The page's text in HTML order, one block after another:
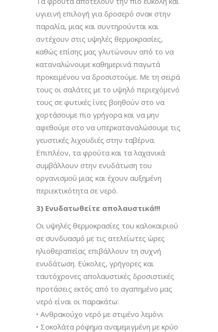
υγιεινή επιλογή για δροσερό σνακ στην
παραλία, μιας και συντηρούνται και
αντέχουν στις υψηλές θερμοκρασίες,
καθώς επίσης μας γλυτώνουν από το να
καταναλώνουμε καθημερινά παγωτά
προκειμένου να δροσιστούμε. Με τη σειρά
τους οι σαλάτες με το υψηλό περιεχόμενό
τους σε φυτικές ίνες βοηθούν στο να
χορτάσουμε πιο γρήγορα και να μην
αφεθούμε στο να υπερκαταναλώσουμε τις
γευστικές λιχουδιές στην ταβέρνα.
Επιπλέον, τα φρούτα και τα λαχανικά
συμβάλλουν στην ενυδάτωση του
οργανισμού μιας και έχουν αυξημένη
περιεκτικότητα σε νερό.
3) Ενυδατωθείτε απολαυστικά!!!
Οι υψηλές θερμοκρασίες του καλοκαιριού
σε συνδυασμό με τις ατελείωτες ώρες
ηλιοθεραπείας επιβάλλουν τη συχνή
ενυδάτωση. Εύκολες, γρήγορες και
ταυτόχρονες απολαυστικές δροσιστικές
προτάσεις εκτός από το αγαπημένο μας
νερό είναι οι παρακάτω:
• Ανθρακούχο νερό με στιμένο λεμόνι
• Σοκολάτα ρόφημα αναμεμιγμένη με κρύο